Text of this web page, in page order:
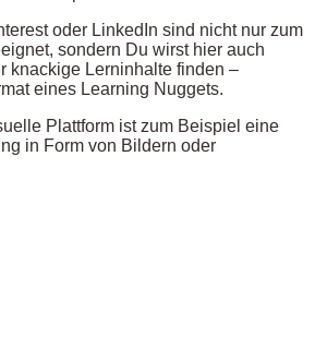
oder LinkedIn sind nicht nur zum
sondern Du wirst hier auch
knackige Lerninhalte finden –
eines Learning Nuggets.
Plattform ist zum Beispiel eine
in Form von Bildern oder